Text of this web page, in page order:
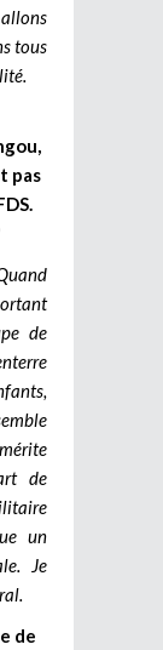
tous
pas
de
de
un
Je
de